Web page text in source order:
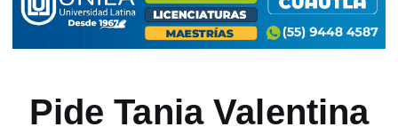
Pide Tania Valentina